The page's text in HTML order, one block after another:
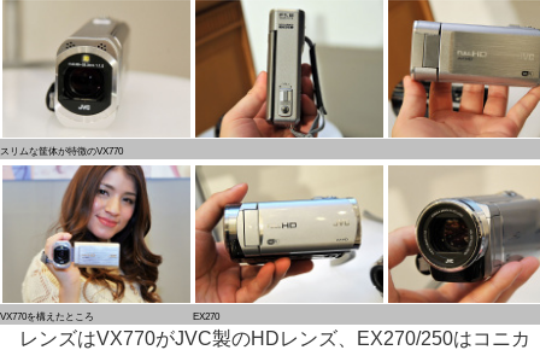
スリムな筐体が特徴のVX770
VX770を構えたところ EX270
レンズはVX770がJVC製のHDレンズ、EX270/250はコニカ